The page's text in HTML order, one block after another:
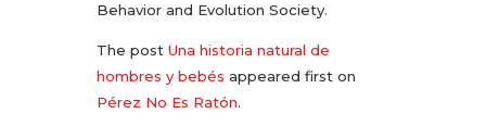
Behavior and Evolution Society.
The post Una historia natural de
hombres y bebés appeared first on
Pérez No Es Ratón.